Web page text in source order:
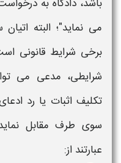
باشد، دادگاه به
می نماید"؛ البته اتیان
برخی شرایط قانونی
شرایطی، مدعی می
تکلیف اثبات یا رد
سوی طرف مقابل
عبارتند از: